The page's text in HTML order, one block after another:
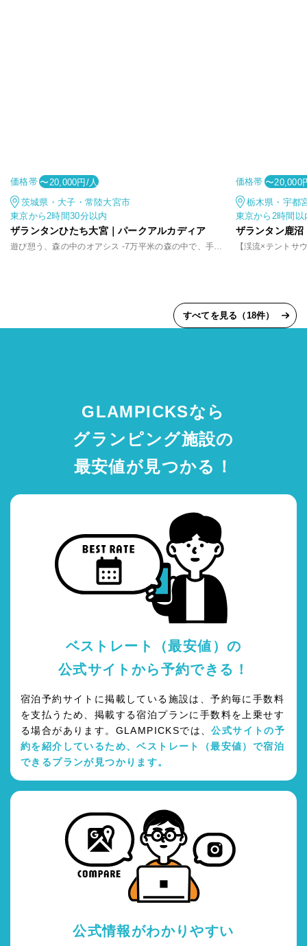
価格帯 〜20,000円/人
茨城県・大子・常陸大宮市
東京から2時間30分以内
ザランタンひたち大宮｜パークアルカディア
遊び憩う、森の中のオアシス -7万平米の森の中で、手軽に味わうアウトドア体験
価格帯 〜20,000
栃木県・宇都
東京から2時間以
ザランタン鹿沼
すべてを見る（18件）
GLAMPICKSなら
グランピング施設の
最安値が見つかる！
ベストレート（最安値）の
公式サイトから予約できる！
宿泊予約サイトに掲載している施設は、予約毎に手数料
を支払うため、掲載する宿泊プランに手数料を上乗せす
る場合があります。GLAMPICKSでは、公式サイトの予
約を紹介しているため、ベストレート（最安値）で宿泊
できるプランが見つかります。
公式情報がわかりやすい